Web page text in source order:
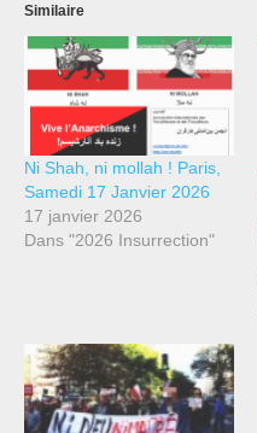
Similaire
Ni Shah, ni mollah ! Paris,
Samedi 17 Janvier 2026
17 janvier 2026
Dans "2026 Insurrection"